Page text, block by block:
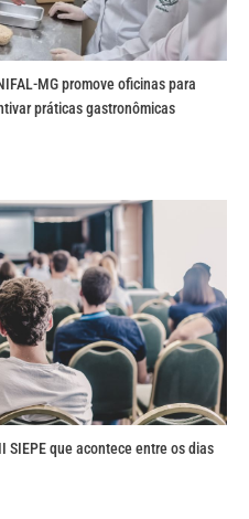
MG promove oficinas para
práticas gastronômicas
SIEPE que acontece entre os dias